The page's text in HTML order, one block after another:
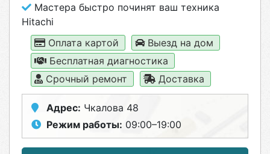
Мастера быстро починят ваш техника
Hitachi
Оплата картой
Выезд на дом
Бесплатная диагностика
Срочный ремонт
Доставка
Адрес: Чкалова 48
Режим работы: 09:00–19:00